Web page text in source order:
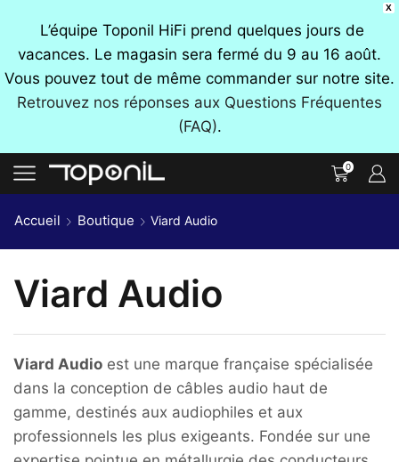
X
L’équipe Toponil HiFi prend quelques jours de
vacances. Le magasin sera fermé du 9 au 16 août.
Vous pouvez tout de même commander sur notre site.
Retrouvez nos réponses aux Questions Fréquentes
(FAQ).
0
Accueil Boutique Viard Audio
Viard Audio
Viard Audio est une marque française spécialisée
dans la conception de câbles audio haut de
gamme, destinés aux audiophiles et aux
professionnels les plus exigeants. Fondée sur une